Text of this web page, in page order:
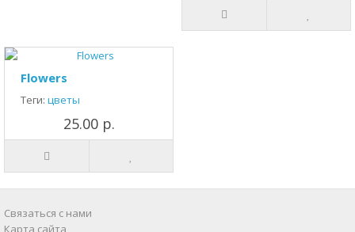
Flowers
Теги: цветы
25.00 р.
Связаться с нами
Карта сайта